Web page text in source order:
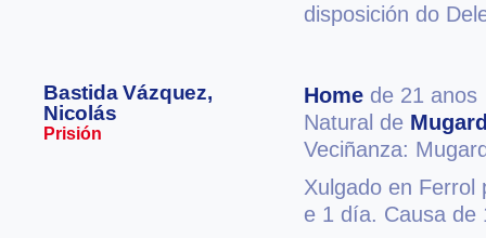
disposición do
Bastida Vázquez,
Nicolás
Prisión
Home de 21 anos
Natural de
Veciñanza:
Xulgado en Ferrol
e 1 día. Causa de